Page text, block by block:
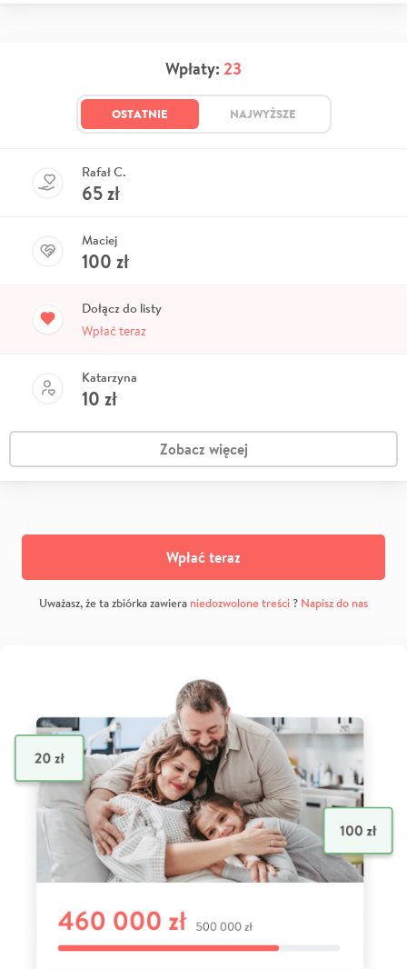
Wpłaty: 23
OSTATNIE NAJWYŻSZE
Rafał C.
65zł
Maciej
100 zł
Dołącz do listy
Wpłać teraz
Katarzyna
10 zł
Zobacz więcej
Wpłać teraz
Uważasz, że ta zbiórka zawiera niedozwolone treści? Napisz do nas